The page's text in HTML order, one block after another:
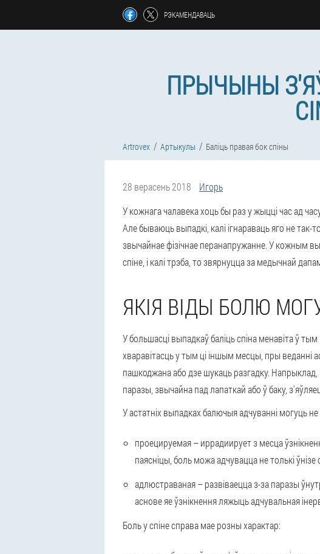
РЭКАМЕНДАВАЦЬ
ПРЫЧЫНЫ
Artrovex Артыкулы Баліць правая бок спіны
28 верасень 2018
Игорь
У кожнага чалавека хоць бы раз у жыцці час ад
Але бываюць выпадкі, калі ігнараваць яго не
звычайнае фізічнае перанапружанне. У кожным
спіне, і калі трэба, то звярнуцца за медычнай
ЯКІЯ ВІДЫ БОЛЮ
У большасці выпадкаў баліць спіна менавіта ў
хваравітасць у тым ці іншым месцы, пры веданні
пашкоджана або дзе шукаць разгадку.
паразы, звычайна пад лапаткай або ў баку,
У астатніх выпадках балючыя адчуванні могуць
проецируемая – иррадиирует з месца
паясніцы, боль можа адчувацца не толькі ўнізе
адлюстраваная – развіваецца з-за паразы
аснове яе ўзнікнення ляжыць адчувальная
Боль у спіне справа мае розны характар: